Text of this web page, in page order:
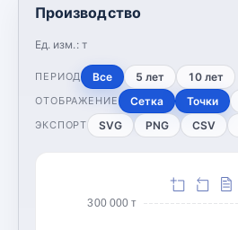
Производство
Ед. изм.: т
ПЕРИОД Все 5 лет 10 лет
ОТОБРАЖЕНИЕ Сетка Точки
ЭКСПОРТ SVG PNG CSV
300 000 т